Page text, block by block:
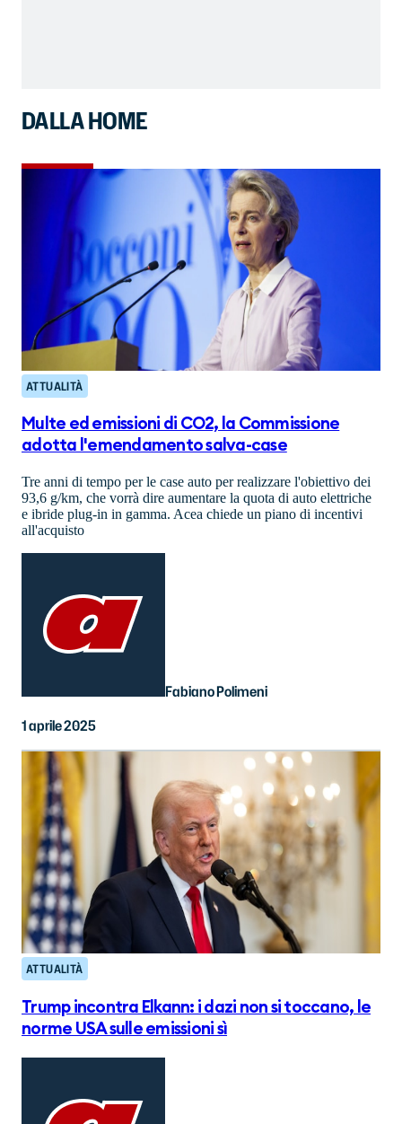
DALLA HOME
ATTUALITÀ
Multe ed emissioni di CO2, la Commissione
adotta l'emendamento salva-case
Tre anni di tempo per le case auto per realizzare l'obiettivo dei
93,6 g/km, che vorrà dire aumentare la quota di auto elettriche
e ibride plug-in in gamma. Acea chiede un piano di incentivi
all'acquisto
Fabiano Polimeni
1 aprile 2025
ATTUALITÀ
Trump incontra Elkann: i dazi non si toccano, le
norme USA sulle emissioni sì